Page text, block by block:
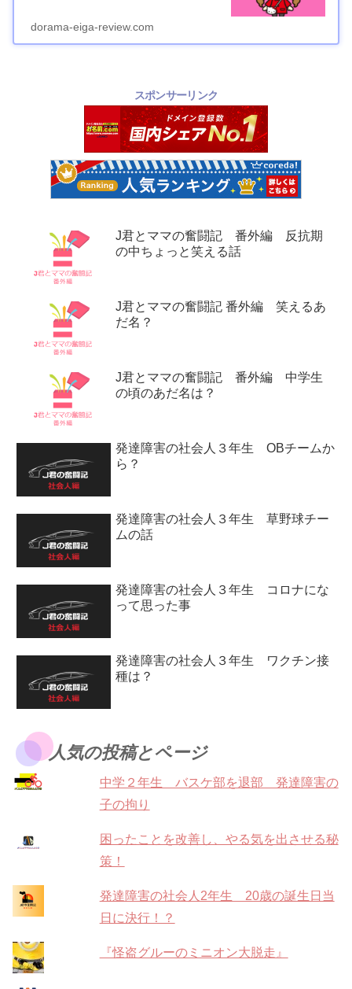
dorama-eiga-review.com
スポンサーリンク
J君とママの奮闘記 番外編 反抗期
の中ちょっと笑える話
J君とママの奮闘記 番外編 笑えるあ
だ名？
J君とママの奮闘記 番外編 中学生
の頃のあだ名は？
発達障害の社会人３年生 OBチームか
ら？
発達障害の社会人３年生 草野球チー
ムの話
発達障害の社会人３年生 コロナにな
って思った事
発達障害の社会人３年生 ワクチン接
種は？
人気の投稿とページ
中学２年生 バスケ部を退部 発達障害の
子の拘り
困ったことを改善し、やる気を出させる秘
策！
発達障害の社会人2年生 20歳の誕生日当
日に決行！？
『怪盗グルーのミニオン大脱走』